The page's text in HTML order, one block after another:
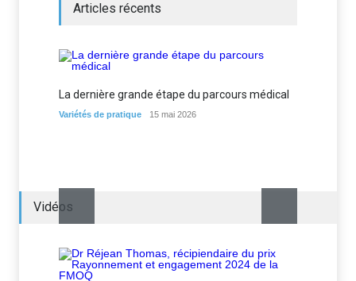
Articles récents
La dernière grande étape du parcours médical
Variétés de pratique 15 mai 2026
Vidéos